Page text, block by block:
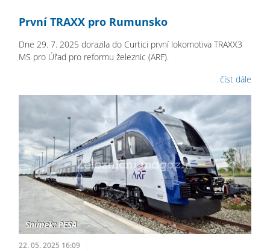
První TRAXX pro Rumunsko
Dne 29. 7. 2025 dorazila do Curtici první lokomotiva TRAXX3
MS pro Úřad pro reformu železnic (ARF).
číst dále
22. 05. 2025 16:09